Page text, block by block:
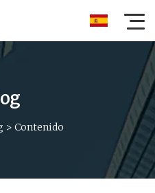
> Contenido